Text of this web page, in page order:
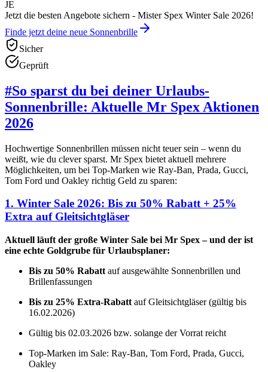
JE
Jetzt die besten Angebote sichern - Mister Spex Winter Sale 2026!
Finde jetzt deine neue Sonnenbrille
Sicher
Geprüft
#So sparst du bei deiner Urlaubs-
Sonnenbrille: Aktuelle Mr Spex Aktionen
2026
Hochwertige Sonnenbrillen müssen nicht teuer sein – wenn du
weißt, wie du clever sparst. Mr Spex bietet aktuell mehrere
Möglichkeiten, um bei Top-Marken wie Ray-Ban, Prada, Gucci,
Tom Ford und Oakley richtig Geld zu sparen:
1. Winter Sale 2026: Bis zu 50% Rabatt + 25%
Extra auf Gleitsichtgläser
Aktuell läuft der große Winter Sale bei Mr Spex – und der ist
eine echte Goldgrube für Urlaubsplaner:
Bis zu 50% Rabatt auf ausgewählte Sonnenbrillen und
Brillenfassungen
Bis zu 25% Extra-Rabatt auf Gleitsichtgläser (gültig bis
16.02.2026)
Gültig bis 02.03.2026 bzw. solange der Vorrat reicht
Top-Marken im Sale: Ray-Ban, Tom Ford, Prada, Gucci,
Oakley